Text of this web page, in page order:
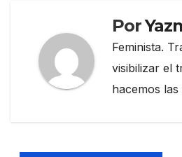
Por
Feminista.
visibilizar el
hacemos las